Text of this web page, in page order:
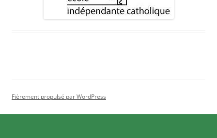
Fièrement propulsé par WordPress